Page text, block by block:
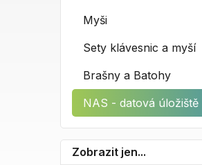
Myši
Sety klávesnic a myší
Brašny a Batohy
NAS - datová úložiště
Zobrazit jen...